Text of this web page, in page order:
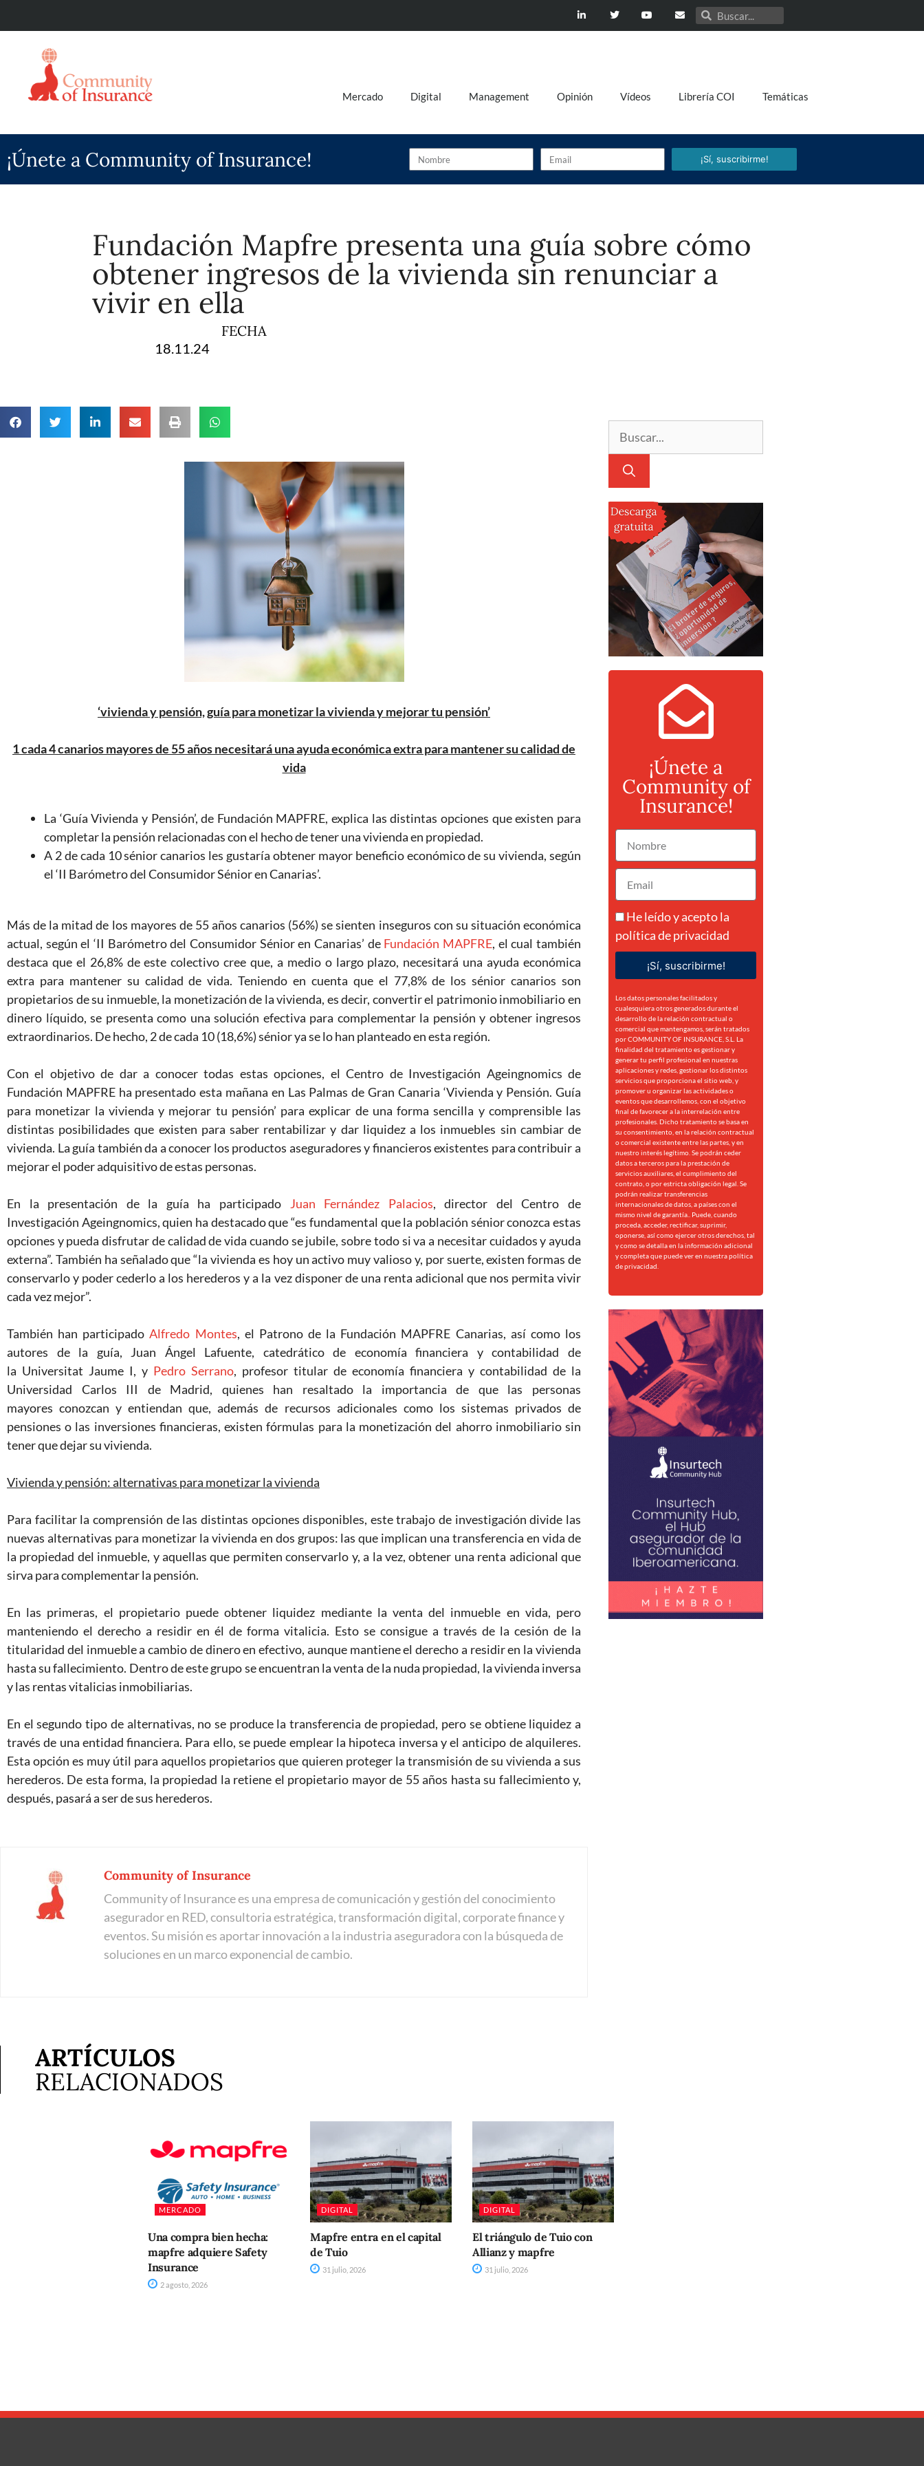
Mercado Digital Management Opinión Vídeos Librería COI Temáticas
¡Únete a Community of Insurance! ¡Sí, suscribirme!
Fundación Mapfre presenta una guía sobre cómo
obtener ingresos de la vivienda sin renunciar a
vivir en ella
FECHA
18.11.24
‘vivienda y pensión, guía para monetizar la vivienda y mejorar tu pensión’
1 cada 4 canarios mayores de 55 años necesitará una ayuda económica extra para mantener su calidad de
vida
La ‘Guía Vivienda y Pensión’, de Fundación MAPFRE, explica las distintas opciones que existen para
completar la pensión relacionadas con el hecho de tener una vivienda en propiedad.
A 2 de cada 10 sénior canarios les gustaría obtener mayor beneficio económico de su vivienda, según
el ‘II Barómetro del Consumidor Sénior en Canarias’.
Más de la mitad de los mayores de 55 años canarios (56%) se sienten inseguros con su situación económica
actual, según el ‘II Barómetro del Consumidor Sénior en Canarias’ de Fundación MAPFRE, el cual también
destaca que el 26,8% de este colectivo cree que, a medio o largo plazo, necesitará una ayuda económica
extra para mantener su calidad de vida. Teniendo en cuenta que el 77,8% de los sénior canarios son
propietarios de su inmueble, la monetización de la vivienda, es decir, convertir el patrimonio inmobiliario en
dinero líquido, se presenta como una solución efectiva para complementar la pensión y obtener ingresos
extraordinarios. De hecho, 2 de cada 10 (18,6%) sénior ya se lo han planteado en esta región.
Con el objetivo de dar a conocer todas estas opciones, el Centro de Investigación Ageingnomics de
Fundación MAPFRE ha presentado esta mañana en Las Palmas de Gran Canaria ‘Vivienda y Pensión. Guía
para monetizar la vivienda y mejorar tu pensión’ para explicar de una forma sencilla y comprensible las
distintas posibilidades que existen para saber rentabilizar y dar liquidez a los inmuebles sin cambiar de
vivienda. La guía también da a conocer los productos aseguradores y financieros existentes para contribuir a
mejorar el poder adquisitivo de estas personas.
En la presentación de la guía ha participado Juan Fernández Palacios, director del Centro de
Investigación Ageingnomics, quien ha destacado que “es fundamental que la población sénior conozca estas
opciones y pueda disfrutar de calidad de vida cuando se jubile, sobre todo si va a necesitar cuidados y ayuda
externa”. También ha señalado que “la vivienda es hoy un activo muy valioso y, por suerte, existen formas de
conservarlo y poder cederlo a los herederos y a la vez disponer de una renta adicional que nos permita vivir
cada vez mejor”.
También han participadoAlfredo Montes, el Patrono de la Fundación MAPFRE Canarias, así como los
autores de la guía, Juan Ángel Lafuente, catedrático de economía financiera y contabilidad de
la Universitat Jaume I, y Pedro Serrano, profesor titular de economía financiera y contabilidad de la
Universidad Carlos III de Madrid, quienes han resaltado la importancia de que las personas
mayores conozcan y entiendan que, además de recursos adicionales como los sistemas privados de
pensiones o las inversiones financieras, existen fórmulas para la monetización del ahorro inmobiliario sin
tener que dejar su vivienda.
Vivienda y pensión: alternativas para monetizar la vivienda
Para facilitar la comprensión de las distintas opciones disponibles, este trabajo de investigación divide las
nuevas alternativas para monetizar la vivienda en dos grupos: las que implican una transferencia en vida de
la propiedad del inmueble, y aquellas que permiten conservarlo y, a la vez, obtener una renta adicional que
sirva para complementar la pensión.
En las primeras, el propietario puede obtener liquidez mediante la venta del inmueble en vida, pero
manteniendo el derecho a residir en él de forma vitalicia. Esto se consigue a través de la cesión de la
titularidad del inmueble a cambio de dinero en efectivo, aunque mantiene el derecho a residir en la vivienda
hasta su fallecimiento. Dentro de este grupo se encuentran la venta de la nuda propiedad, la vivienda inversa
y las rentas vitalicias inmobiliarias.
En el segundo tipo de alternativas, no se produce la transferencia de propiedad, pero se obtiene liquidez a
través de una entidad financiera. Para ello, se puede emplear la hipoteca inversa y el anticipo de alquileres.
Esta opción es muy útil para aquellos propietarios que quieren proteger la transmisión de su vivienda a sus
herederos. De esta forma, la propiedad la retiene el propietario mayor de 55 años hasta su fallecimiento y,
después, pasará a ser de sus herederos.
Community of Insurance
Community of Insurance es una empresa de comunicación y gestión del conocimiento
asegurador en RED, consultoria estratégica, transformación digital, corporate finance y
eventos. Su misión es aportar innovación a la industria aseguradora con la búsqueda de
soluciones en un marco exponencial de cambio.
¡Únete a
Community of
Insurance!
He leído y acepto la
política de privacidad
¡Sí, suscribirme!
Los datos personales facilitados y
cualesquiera otros generados durante el
desarrollo de la relación contractual o
comercial que mantengamos, serán tratados
por COMMUNITY OF INSURANCE, S.L. La
finalidad del tratamiento es gestionar y
generar tu perfil profesional en nuestras
aplicaciones y redes, gestionar los distintos
servicios que proporciona el sitio web, y
promover u organizar las actividades o
eventos que desarrollemos, con el objetivo
final de favorecer a la interrelación entre
profesionales. Dicho tratamiento se basa en
su consentimiento, en la relación contractual
o comercial existente entre las partes, y en
nuestro interés legítimo. Se podrán ceder
datos a terceros para la prestación de
servicios auxiliares, el cumplimiento del
contrato, o por estricta obligación legal. Se
podrán realizar transferencias
internacionales de datos, a países con el
mismo nivel de garantía.. Puede, cuando
proceda, acceder, rectificar, suprimir,
oponerse, así como ejercer otros derechos, tal
y como se detalla en la información adicional
y completa que puede ver en nuestrapolítica
de privacidad.
ARTÍCULOS
RELACIONADOS
MERCADO
Una compra bien hecha:
mapfre adquiere Safety
Insurance
2 agosto, 2026
DIGITAL
Mapfre entra en el capital
de Tuio
31 julio, 2026
DIGITAL
El triángulo de Tuio con
Allianz y mapfre
31 julio, 2026